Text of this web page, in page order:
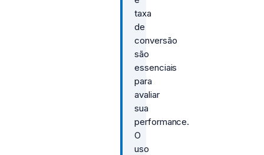
taxa
de
conversão
são
essenciais
para
avaliar
sua
performance.
O
uso